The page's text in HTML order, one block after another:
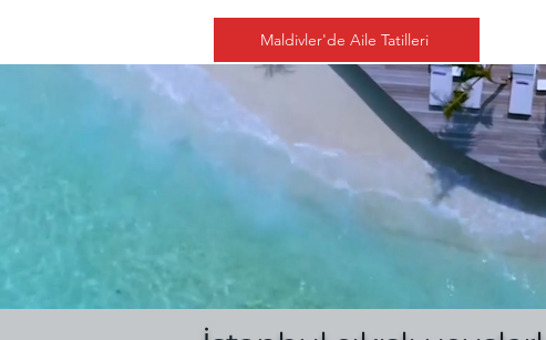
Maldivler'de Aile Tatilleri